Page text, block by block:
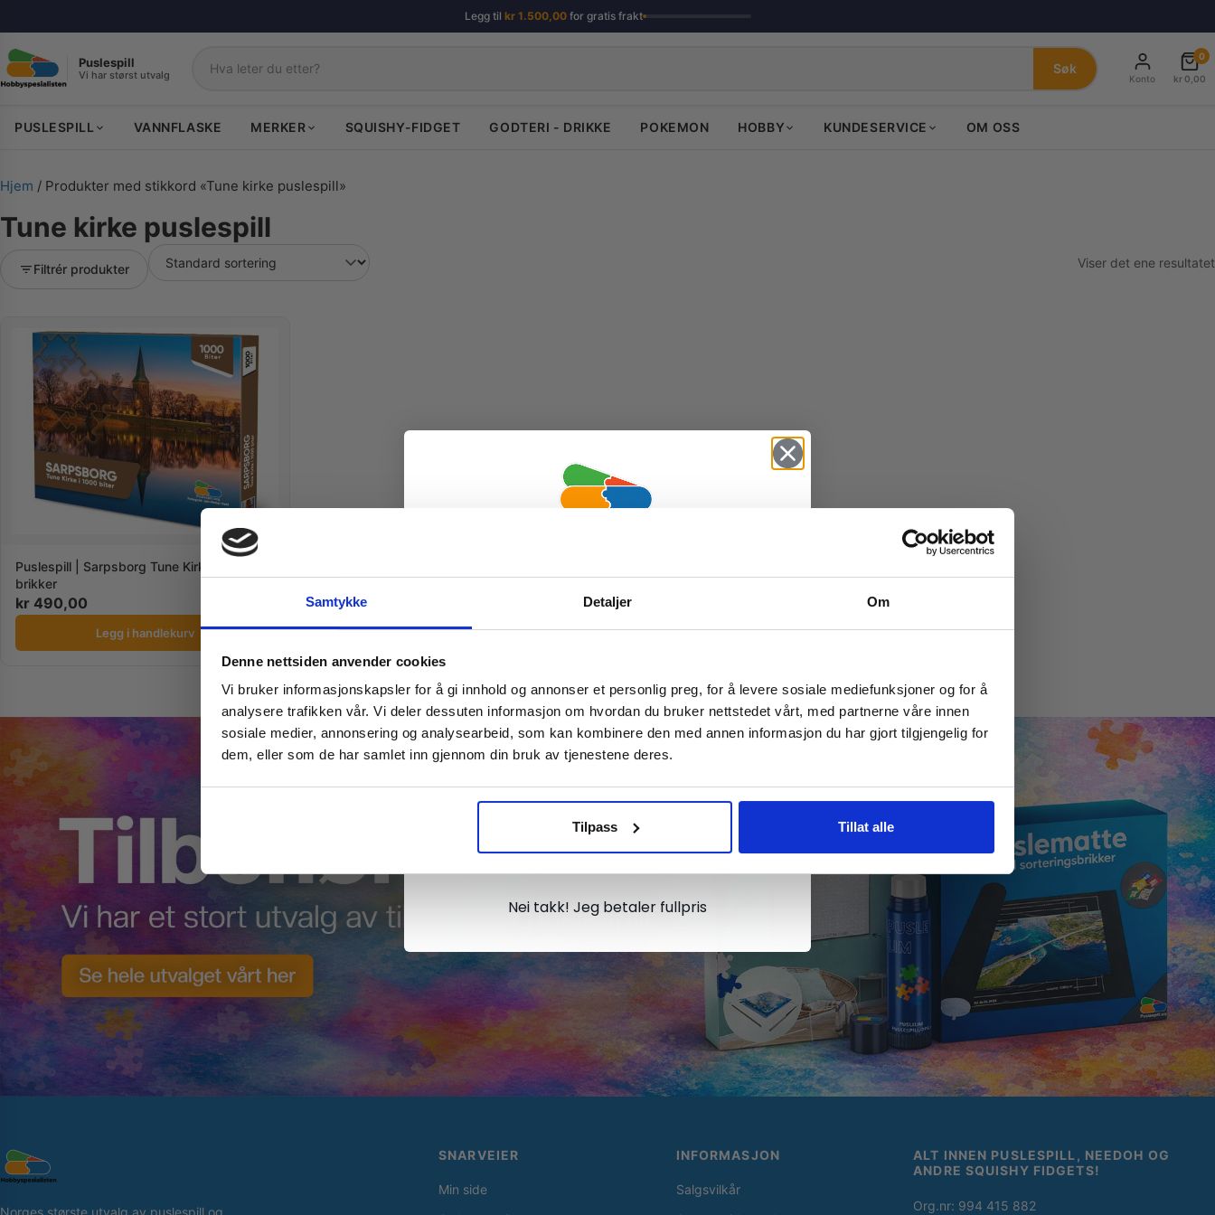
Samtykke Detaljer Om
Denne nettsiden anvender cookies
Vi bruker informasjonskapsler for å gi innhold og annonser et personlig preg, for å levere sosiale mediefunksjoner og for å
analysere trafikken vår. Vi deler dessuten informasjon om hvordan du bruker nettstedet vårt, med partnerne våre innen
sosiale medier, annonsering og analysearbeid, som kan kombinere den med annen informasjon du har gjort tilgjengelig for
dem, eller som de har samlet inn gjennom din bruk av tjenestene deres.
Tilpass Tillat alle
Legg til kr1.500,00for gratis frakt
Puslespill
Vi har størst utvalg Søk
Søk
Konto
0
kr 0,00
PUSLESPILL VANNFLASKE MERKER SQUISHY-FIDGET GODTERI - DRIKKE POKEMON HOBBY KUNDESERVICE OM OSS
Hjem / Produkter med stikkord «Tune kirke puslespill»
Tune kirke puslespill
Filtrér produkter Viser det ene resultatet
Puslespill | Sarpsborg Tune Kirke | 1000
brikker
kr 490,00
Legg i handlekurv
Norges største utvalg av puslespill og
SNARVEIER
Min side
INFORMASJON
Salgsvilkår
ALT INNEN PUSLESPILL, NEEDOH OG
ANDRE SQUISHY FIDGETS!
Org.nr: 994 415 882
Vil du ha
10% Rabatt?
Meld deg på vårt nyhetsbrev og motta
gode tilbud og produktinformasjon fra
oss¢!
Ja takk, jeg er med
Nei takk! Jeg betaler fullpris